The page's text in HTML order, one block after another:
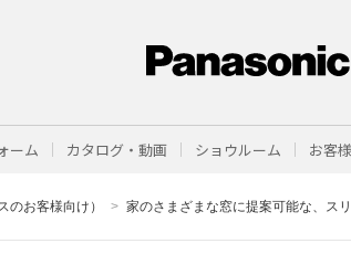
ーム カタログ・動画 ショウルーム お客
のお客様向け） 家のさまざまな窓に提案可能な、ス